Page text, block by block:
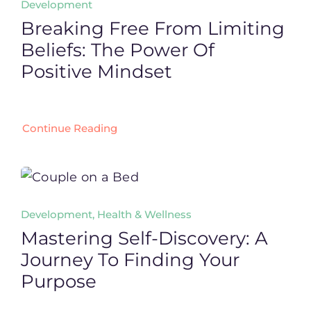
Development
Breaking Free From Limiting
Beliefs: The Power Of
Positive Mindset
Continue Reading
Development, Health & Wellness
Mastering Self-Discovery: A
Journey To Finding Your
Purpose